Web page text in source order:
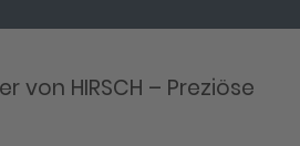
von HIRSCH – Preziöse